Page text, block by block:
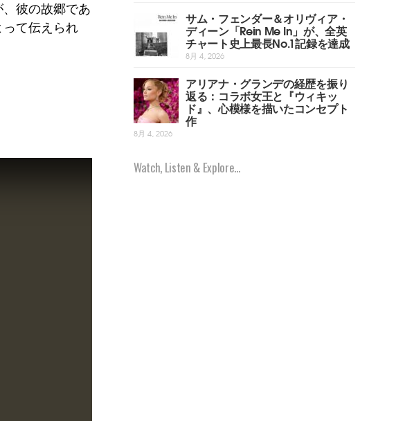
彼の故郷であ
て伝えられ
サム・フェンダー＆オリヴィア・
ディーン「Rein Me In」が、全英
チャート史上最長No.1記録を達成
8月 4, 2026
アリアナ・グランデの経歴を振り
返る：コラボ女王と『ウィキッ
ド』、心模様を描いたコンセプト
作
8月 4, 2026
Watch, Listen & Explore...